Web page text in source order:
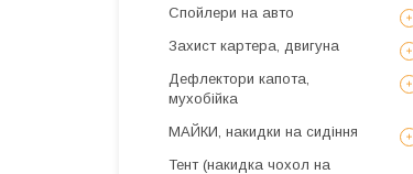
Спойлери на авто
Захист картера, двигуна
Дефлектори капота,
мухобійка
МАЙКИ, накидки на сидіння
Тент (накидка чохол на